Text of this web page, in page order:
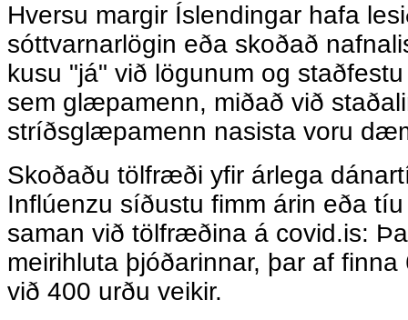
Hversu margir Íslendingar hafa
sóttvarnarlögin eða skoðað
kusu "já" við lögunum og
sem glæpamenn, miðað við
stríðsglæpamenn nasista voru
Skoðaðu tölfræði yfir árlega
Inflúenzu síðustu fimm árin eða
saman við tölfræðina á covid.is:
meirihluta þjóðarinnar, þar af
við 400 urðu veikir.